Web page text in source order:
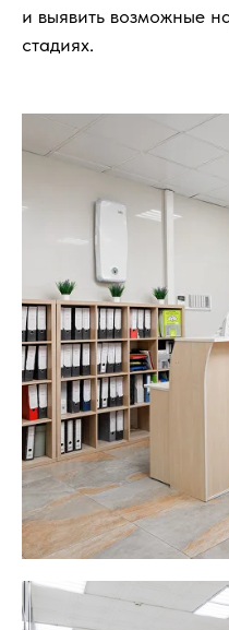
и выявить возможные
стадиях.